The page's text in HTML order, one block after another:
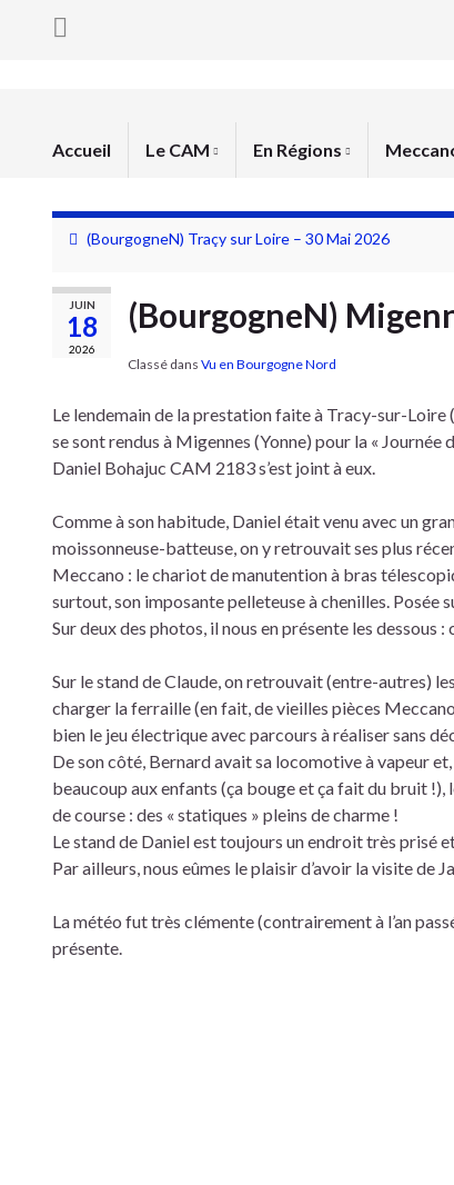
Accueil Le CAM En Régions
(BourgogneN) Traçy sur Loire – 30 Mai 2026
JUIN
18
2026
(BourgogneN)
Classé dans Vu en Bourgogne Nord
Le lendemain de la prestation faite à Tracy-sur-
se sont rendus à Migennes (Yonne) pour la «
Daniel Bohajuc CAM 2183 s’est joint à eux.
Comme à son habitude, Daniel était venu avec un
moissonneuse-batteuse, on y retrouvait ses plus
Meccano : le chariot de manutention à bras
surtout, son imposante pelleteuse à chenilles.
Sur deux des photos, il nous en présente les dessous :
Sur le stand de Claude, on retrouvait (entre-autres)
charger la ferraille (en fait, de vieilles pièces
bien le jeu électrique avec parcours à réaliser sans
De son côté, Bernard avait sa locomotive à vapeur
beaucoup aux enfants (ça bouge et ça fait du bruit
de course : des « statiques » pleins de charme !
Le stand de Daniel est toujours un endroit très prisé
Par ailleurs, nous eûmes le plaisir d’avoir la visite de
La météo fut très clémente (contrairement à l’an
présente.